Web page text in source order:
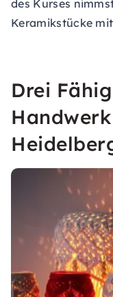
des Kurses
Keramikstücke
Drei